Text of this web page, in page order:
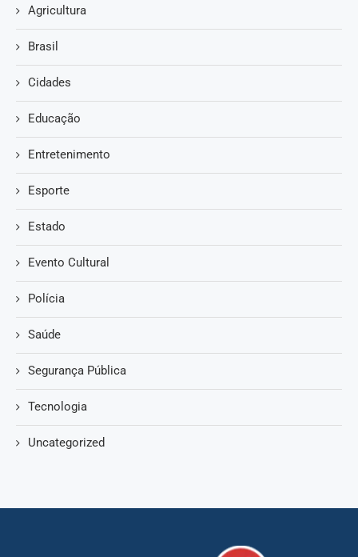
Agricultura
Brasil
Cidades
Educação
Entretenimento
Esporte
Estado
Evento Cultural
Polícia
Saúde
Segurança Pública
Tecnologia
Uncategorized